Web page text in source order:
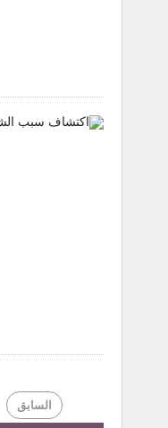
السابق